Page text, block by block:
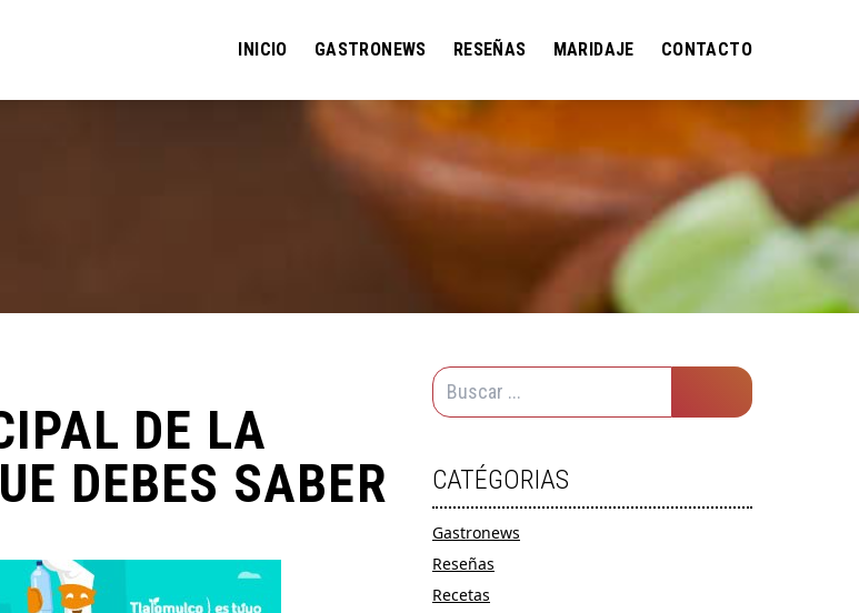
INICIO GASTRONEWS RESEÑAS MARIDAJE CONTACTO
DE LA
DEBES SABER
CATÉGORIAS
Gastronews
Reseñas
Recetas